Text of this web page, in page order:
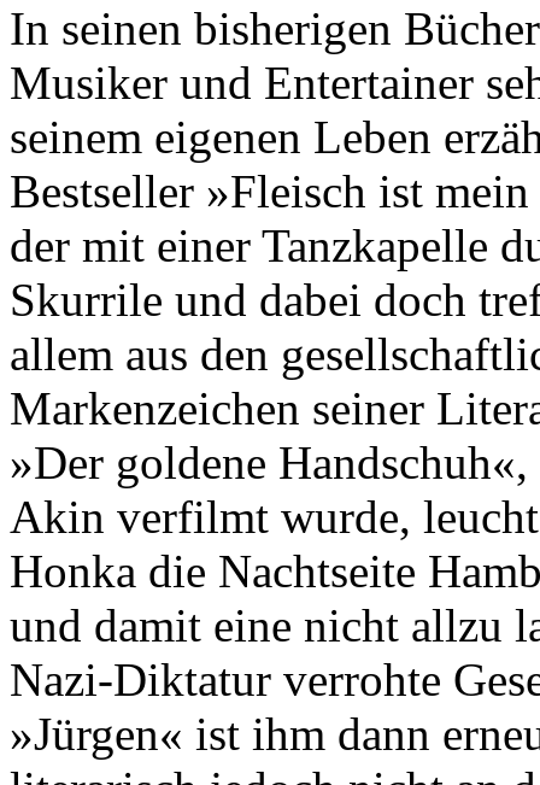
In seinen bisherigen
Musiker und Entertainer
seinem eigenen Leben
Bestseller »Fleisch ist
der mit einer Tanzkapelle
Skurrile und dabei doch
allem aus den
Markenzeichen seiner
»Der goldene
Akin verfilmt wurde,
Honka die Nachtseite
und damit eine nicht allzu
Nazi-Diktatur verrohte
»Jürgen« ist ihm dann